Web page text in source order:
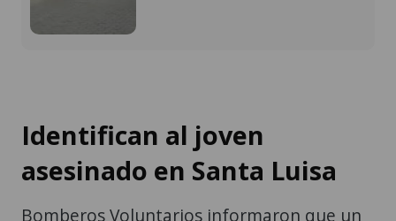
Identifican al joven
asesinado en Santa Luisa
Bomberos Voluntarios informaron que un